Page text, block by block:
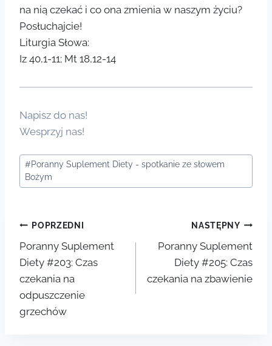
na nią czekać i co ona zmienia w naszym życiu?
Posłuchajcie!
Liturgia Słowa:
Iz 40,1-11; Mt 18,12-14
Napisz do nas!
Wesprzyj nas!
Tagi
wpisu:
#Poranny Suplement Diety - spotkanie ze słowem
Bożym
Nawigacja
wpisu
POPRZEDNI
Poranny Suplement
Diety #203: Czas
czekania na
odpuszczenie
grzechów
NASTĘPNY
Poranny Suplement
Diety #205: Czas
czekania na zbawienie